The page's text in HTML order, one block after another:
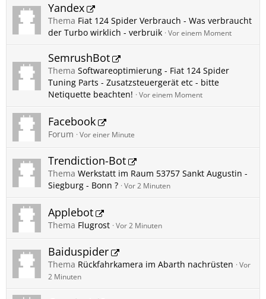
Yandex
Thema Fiat 124 Spider Verbrauch - Was verbraucht
der Turbo wirklich - verbruik Vor einem Moment
SemrushBot
Thema Softwareoptimierung - Fiat 124 Spider
Tuning Parts - Zusatzsteuergerät etc - bitte
Netiquette beachten!
Vor einem Moment
Facebook
Forum Vor einer Minute
Trendiction-Bot
Thema Werkstatt im Raum 53757 Sankt Augustin -
Siegburg - Bonn ? Vor 2 Minuten
Applebot
Thema Flugrost Vor 2 Minuten
Baiduspider
Thema Rückfahrkamera im Abarth nachrüsten
Vor
2 Minuten